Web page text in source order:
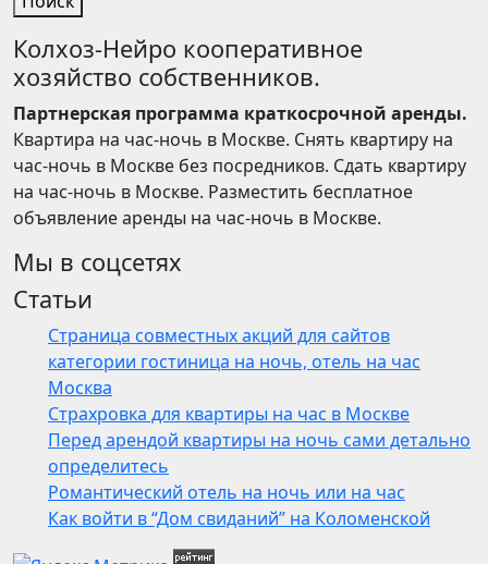
Колхоз-Нейро кооперативное
хозяйство собственников.
Партнерская программа краткосрочной аренды.
Квартира на час-ночь в Москве. Снять квартиру на
час-ночь в Москве без посредников. Сдать квартиру
на час-ночь в Москве. Разместить бесплатное
объявление аренды на час-ночь в Москве.
Мы в соцсетях
Статьи
Страница совместных акций для сайтов
категории гостиница на ночь, отель на час
Москва
Страхровка для квартиры на час в Москве
Перед арендой квартиры на ночь сами детально
определитесь
Романтический отель на ночь или на час
Как войти в “Дом свиданий” на Коломенской